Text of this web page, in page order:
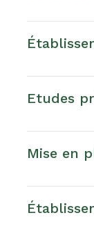
Etudes
Mise en